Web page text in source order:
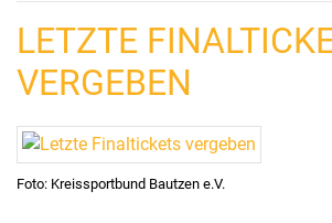
LETZTE
VERGEBEN
Foto: Kreissportbund Bautzen e.V.